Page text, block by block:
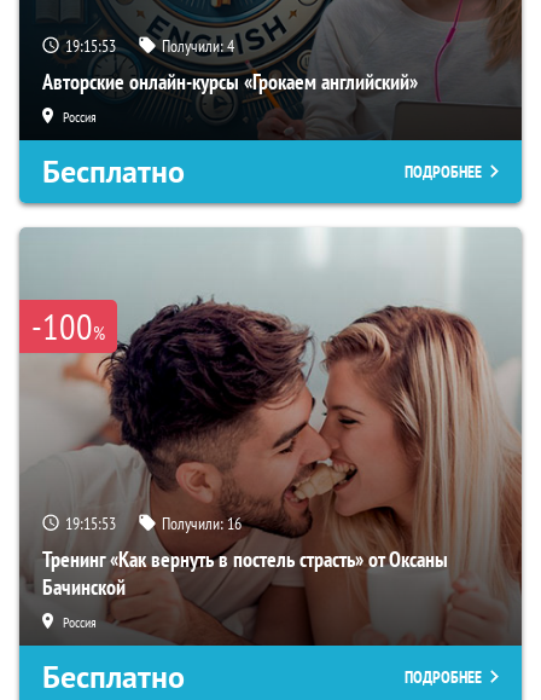
19:15:52 Получили:4
Авторские онлайн-курсы «Грокаем английский»
Россия
Бесплатно ПОДРОБНЕЕ
-100%
19:15:52 Получили:16
Тренинг «Как вернуть в постель страсть» от Оксаны
Бачинской
Россия
Бесплатно ПОДРОБНЕЕ